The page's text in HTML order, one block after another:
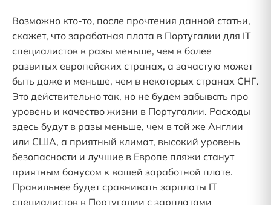
Возможно кто-то, после прочтения данной статьи,
скажет, что заработная плата в Португалии для IT
специалистов в разы меньше, чем в более
развитых европейских странах, а зачастую может
быть даже и меньше, чем в некоторых странах СНГ.
Это действительно так, но не будем забывать про
уровень и качество жизни в Португалии. Расходы
здесь будут в разы меньше, чем в той же Англии
или США, а приятный климат, высокий уровень
безопасности и лучшие в Европе пляжи станут
приятным бонусом к вашей заработной плате.
Правильнее будет сравнивать зарплаты IT
специалистов в Португалии с зарплатами